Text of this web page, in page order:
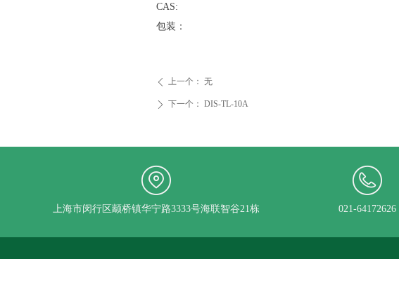
ꄴ 上一个： 无
ꄲ 下一个： DIS-TL-10A
CAS:
包装：
上海市闵行区颛桥镇华宁路3333号海联智谷21栋 021-64172626